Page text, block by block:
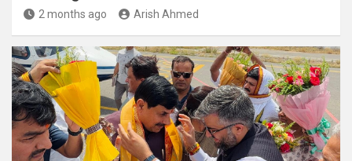
2 months ago Arish Ahmed